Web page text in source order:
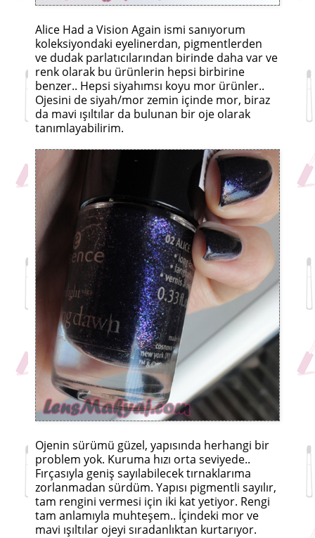
Alice Had a Vision Again ismi sanıyorum
koleksiyondaki eyelinerdan, pigmentlerden
ve dudak parlatıcılarından birinde daha var ve
renk olarak bu ürünlerin hepsi birbirine
benzer.. Hepsi siyahımsı koyu mor ürünler..
Ojesini de siyah/mor zemin içinde mor, biraz
da mavi ışıltılar da bulunan bir oje olarak
tanımlayabilirim.
Ojenin sürümü güzel, yapısında herhangi bir
problem yok. Kuruma hızı orta seviyede..
Fırçasıyla geniş sayılabilecek tırnaklarıma
zorlanmadan sürdüm. Yapısı pigmentli sayılır,
tam rengini vermesi için iki kat yetiyor. Rengi
tam anlamıyla muhteşem.. İçindeki mor ve
mavi ışıltılar ojeyi sıradanlıktan kurtarıyor.